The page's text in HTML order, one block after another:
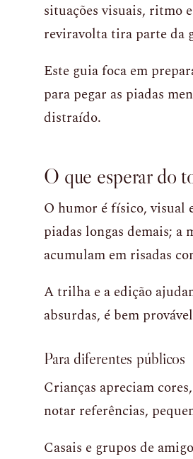
situações visuais, ritmo
reviravolta tira parte da
Este guia foca em
para pegar as piadas
distraído.
O que esperar do
O humor é físico, visual
piadas longas demais; a
acumulam em risadas
A trilha e a edição
absurdas, é bem
Para diferentes públicos
Crianças apreciam
notar referências,
Casais e grupos de